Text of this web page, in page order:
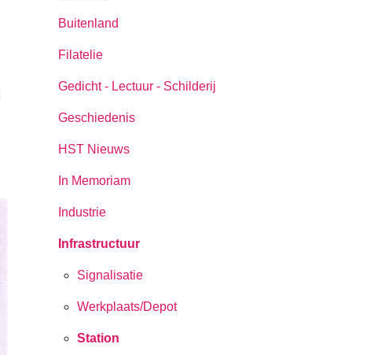
Buitenland
Filatelie
Gedicht - Lectuur - Schilderij
Geschiedenis
HST Nieuws
In Memoriam
Industrie
Infrastructuur
Signalisatie
Werkplaats/Depot
Station